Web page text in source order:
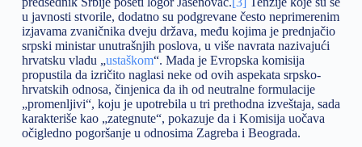
u javnosti stvorile, dodatno su podgrevane često neprimerenim
izjavama zvaničnika dveju država, među kojima je prednjačio
srpski ministar unutrašnjih poslova, u više navrata nazivajući
hrvatsku vladu „ustaškom“. Mada je Evropska komisija
propustila da izričito naglasi neke od ovih aspekata srpsko-
hrvatskih odnosa, činjenica da ih od neutralne formulacije
„promenljivi“, koju je upotrebila u tri prethodna izveštaja, sada
karakteriše kao „zategnute“, pokazuje da i Komisija uočava
očigledno pogoršanje u odnosima Zagreba i Beograda.